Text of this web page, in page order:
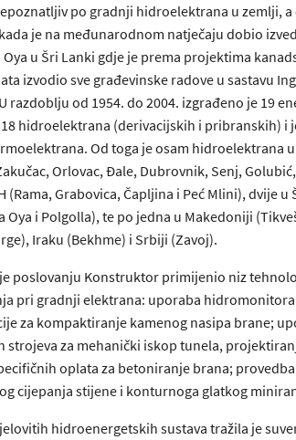
po gradnji hidroelektrana u zemlji, a
je na međunarodnom natječaju dobio
Oya u Šri Lanki gdje je prema projektima
izvodio sve građevinske radove u sastavu
razdoblju od 1954. do 2004. izgrađeno je 19
hidroelektrana (derivacijskih i pribranskih) i
Od toga je osam hidroelektrana
Orlovac, Đale, Dubrovnik, Senj,
(Rama, Grabovica, Čapljina i Peć Mlini), dvije u
Oya i Polgolla), te po jedna u Makedoniji
Iraku (Bekhme) i Srbiji (Zavoj).
poslovanju Konstruktor primijenio niz
pri gradnji elektrana: uporaba
za kompaktiranje kamenog nasipa brane;
strojeva za mehanički iskop tunela,
oplata za betoniranje brana;
cijepanja stijene i konturnoga glatkog
hidroenergetskih sustava tražila je